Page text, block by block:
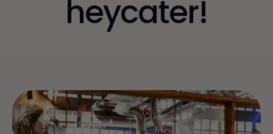
heycater!